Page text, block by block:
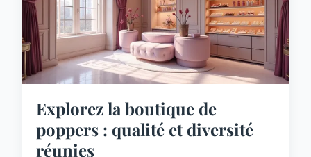
Explorez la boutique de
poppers : qualité et diversité
réunies